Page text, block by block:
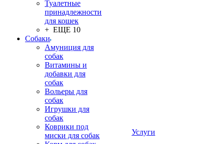
Туалетные
принадлежности
для кошек
+ ЕЩЕ 10
Собаки
Амуниция для
собак
Витамины и
добавки для
собак
Вольеры для
собак
Игрушки для
собак
Коврики под
миски для собак
Услуги